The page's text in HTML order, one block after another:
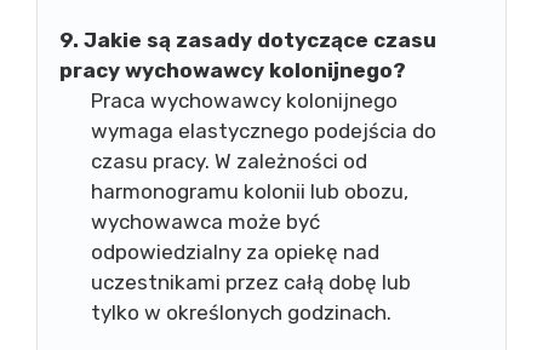
9. Jakie są zasady dotyczące czasu
pracy wychowawcy kolonijnego?
Praca wychowawcy kolonijnego
wymaga elastycznego podejścia do
czasu pracy. W zależności od
harmonogramu kolonii lub obozu,
wychowawca może być
odpowiedzialny za opiekę nad
uczestnikami przez całą dobę lub
tylko w określonych godzinach.